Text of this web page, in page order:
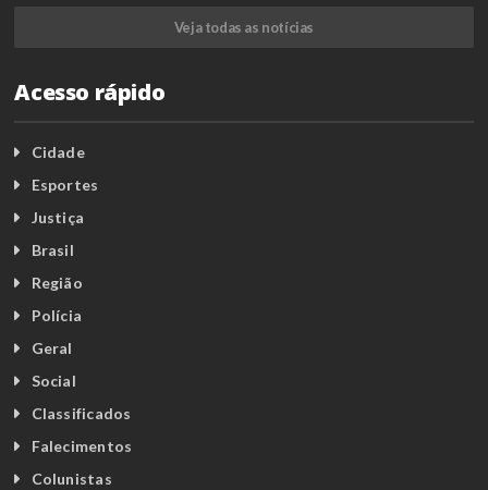
Veja todas as notícias
Acesso rápido
Cidade
Esportes
Justiça
Brasil
Região
Polícia
Geral
Social
Classificados
Falecimentos
Colunistas